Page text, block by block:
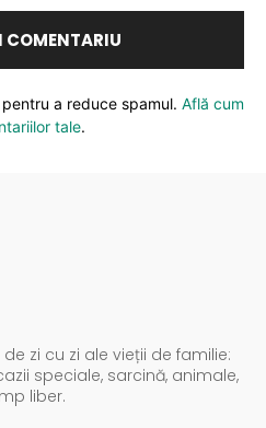
a reduce spamul. Află cum
tale.
zi cu zi ale vieții de familie:
speciale, sarcină, animale,
liber.